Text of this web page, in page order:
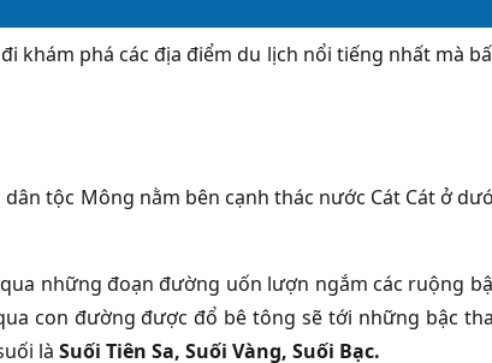
khám phá các địa điểm du lịch nổi tiếng nhất mà
dân tộc Mông nằm bên cạnh thác nước Cát Cát ở
những đoạn đường uốn lượn ngắm các ruộng
con đường được đổ bê tông sẽ tới những bậc
là Suối Tiên Sa, Suối Vàng, Suối Bạc.